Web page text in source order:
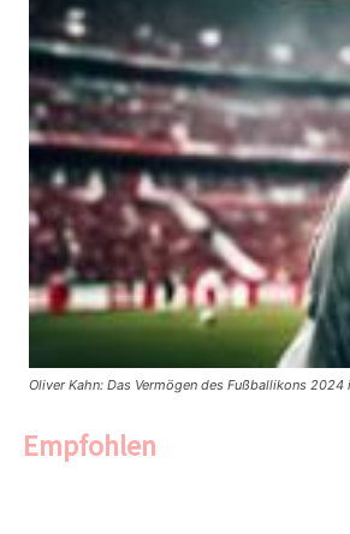
Oliver Kahn: Das Vermögen des Fußballikons
Empfohlen